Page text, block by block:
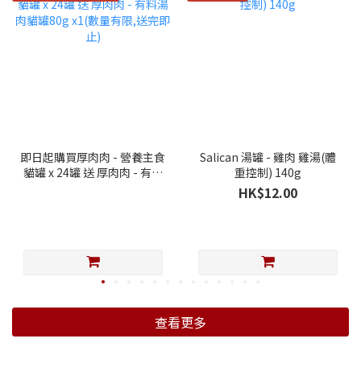
即日起購買厚肉肉 - 營養主食
貓罐 x 24罐 送 厚肉肉 - 有料
Salican 湯罐 - 雞肉 雞湯(體
重控制) 140g
HK$12.00
查看更多